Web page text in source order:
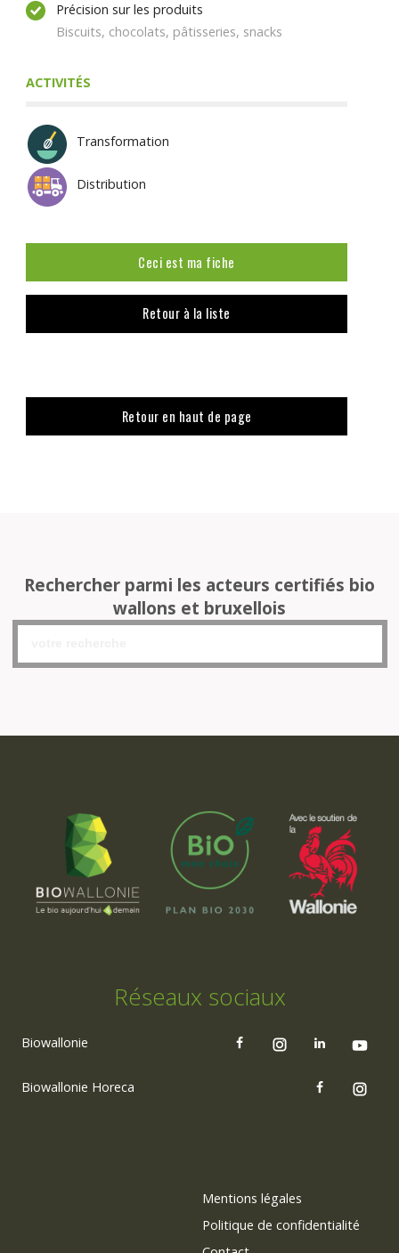
Précision sur les produits
Biscuits, chocolats, pâtisseries, snacks
ACTIVITÉS
Transformation
Distribution
Ceci est ma fiche
Retour à la liste
Retour en haut de page
Rechercher parmi les acteurs certifiés bio
wallons et bruxellois
Réseaux sociaux
Biowallonie
Biowallonie Horeca
Mentions légales
Politique de confidentialité